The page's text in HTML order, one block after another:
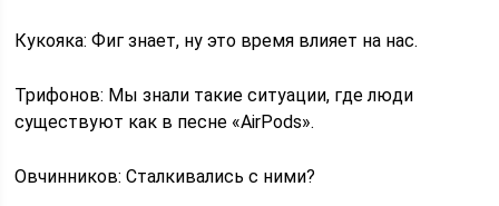
Кукояка: Фиг знает, ну это время влияет на нас.
Трифонов: Мы знали такие ситуации, где люди
существуют как в песне «AirPods».
Овчинников: Сталкивались с ними?